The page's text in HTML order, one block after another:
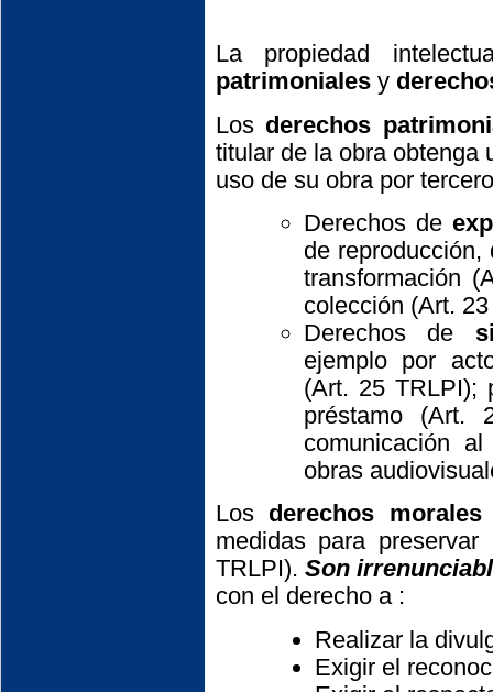
La propiedad
patrimonialesy
Los derechos
titular de la obra obtenga
uso de su obra por
Derechos de
de reproducción,
transformación
colección (Art.
Derechos de
ejemplo por
(Art. 25 TRLPI);
préstamo (Art.
comunicación
obras
Los derechos morales
medidas para
TRLPI). Son
con el derecho a :
Realizar la
Exigir el